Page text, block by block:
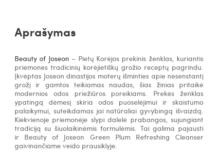
Aprašymas
Beauty of Joseon – Pietų Korėjos prekinis ženklas, kuriantis
priemones tradicinių korėjietiškų grožio receptų pagrindu.
Įkvėptas Joseon dinastijos moterų išminties apie nesenstantį
grožį ir gamtos teikiamas naudas, šias žinias pritaikė
modernios odos priežiūros poreikiams. Prekės ženklas
ypatingą dėmesį skiria odos puoselėjimui ir skaistumo
palaikymui, suteikdamas jai natūraliai gyvybingą išvaizdą.
Kiekvienoje priemonėje slypi dalelė prabangos, sujungiant
tradiciją su šiuolaikinėmis formulėmis. Tai galima pajausti
ir Beauty of Joseon Green Plum Refreshing Cleanser
gaivinančiame veido prausiklyje.